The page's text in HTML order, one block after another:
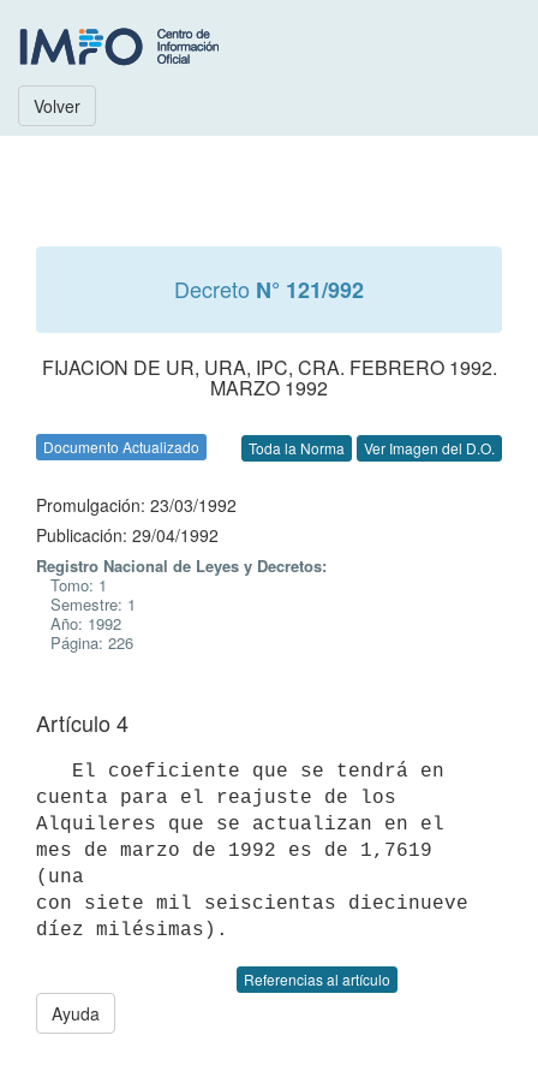
Volver
Decreto N° 121/992
FIJACION DE UR, URA, IPC, CRA. FEBRERO 1992.
MARZO 1992
Documento Actualizado Toda la Norma Ver Imagen del D.O.
Promulgación: 23/03/1992
Publicación: 29/04/1992
Registro Nacional de Leyes y Decretos:
Tomo: 1
Semestre: 1
Año: 1992
Página: 226
Artículo 4
cuenta para el reajuste de los
Alquileres que se actualizan en el
mes de marzo de 1992 es de 1,7619
(una
con siete mil seiscientas diecinueve
Referencias al artículo
Ayuda